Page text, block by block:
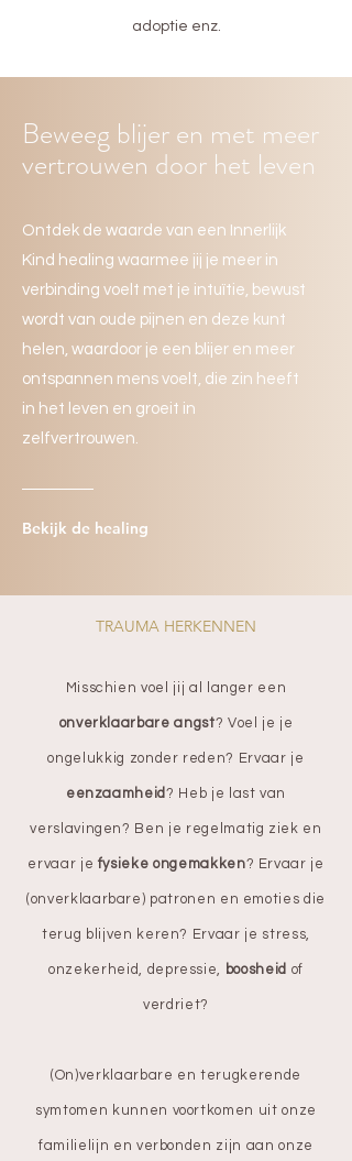
adoptie enz.
Beweeg blijer en met meer
vertrouwen door het leven
Ontdek de waarde van een Innerlijk
Kind healing waarmee jij je meer in
verbinding voelt met je intuïtie, bewust
wordt van oude pijnen en deze kunt
helen, waardoor je een blijer en meer
ontspannen mens voelt, die zin heeft
in het leven en groeit in
zelfvertrouwen.
Bekijk de healing
TRAUMA HERKENNEN
Misschien voel jij al langer een
onverklaarbare angst? Voel je je
ongelukkig zonder reden? Ervaar je
eenzaamheid? Heb je last van
verslavingen? Ben je regel matig ziek en
ervaar je fysieke ongemakken? Ervaar je
(onverklaarbare) patronen en emoties die
terug blijven keren? Ervaar je stress,
onzekerheid, depressie, boosheid of
verdriet?
(On)verklaarbare en terugkerende
symtomen kunnen voortkomen uit onze
familielijn en verbonden zijn aan onze